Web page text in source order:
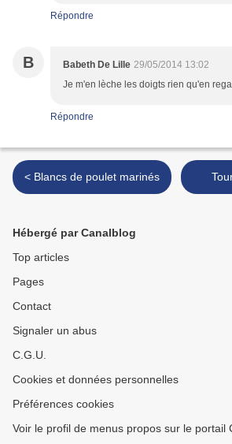
Répondre
B Babeth De Lille 29/05/2014 13:02
Je m'en lèche les doigts rien qu'en
Répondre
< Blancs de poulet marinés
Hébergé par Canalblog
Top articles
Pages
Contact
Signaler un abus
C.G.U.
Cookies et données personnelles
Préférences cookies
Voir le profil de menus propos sur le portail